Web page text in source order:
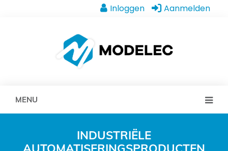
Inloggen Aanmelden
MENU
INDUSTRIËLE